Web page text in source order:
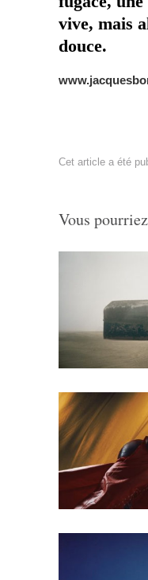
vive, mais
douce.
Cet article a été
Vous